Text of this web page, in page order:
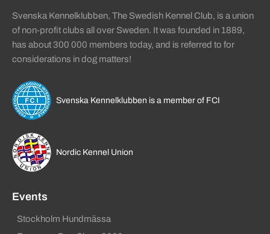
Svenska Kennelklubben, The Swedish Kennel Club, is a union
of non-profit clubs all over Sweden. It was founded in 1889,
has about 300 000 members today, and is referred to for
considerations in dog matters!
Svenska Kennelklubben is a member of FCI
Nordic Kennel Union
Events
Stockholm Hundmässa